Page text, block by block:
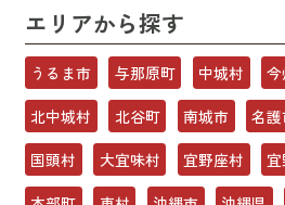
エリアから探す
うるま市 与那原町 中城村
北中城村
北谷町 南城市 名
国頭村
大宜味村 宜野座村